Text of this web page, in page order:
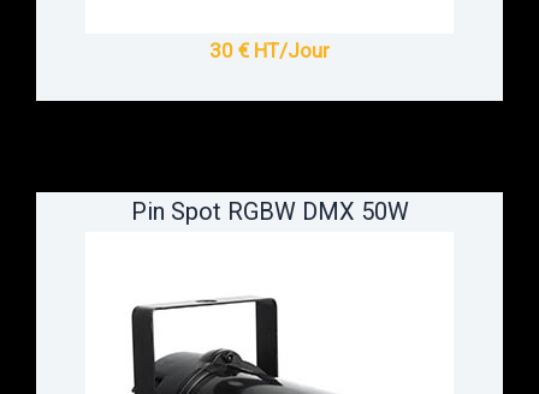
30 € HT/Jour
Pin Spot RGBW DMX 50W